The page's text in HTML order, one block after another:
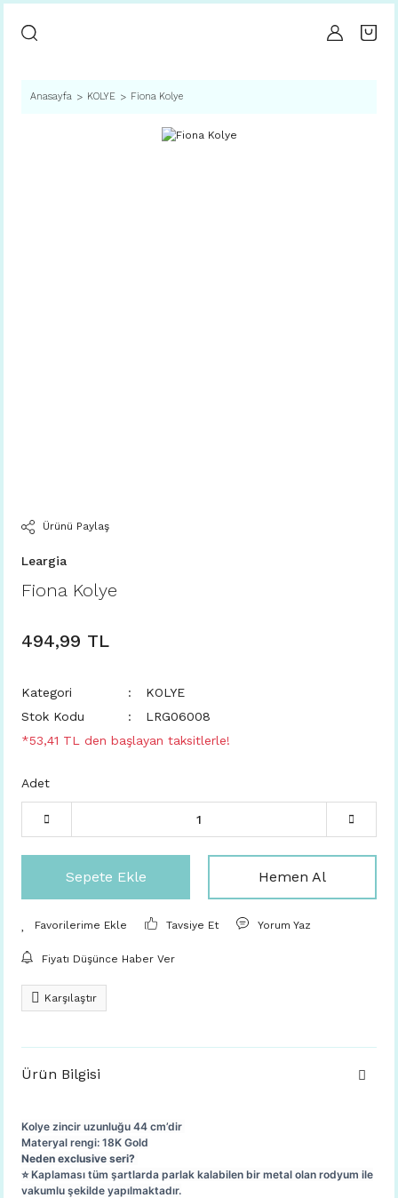
Anasayfa KOLYE Fiona Kolye
Ürünü Paylaş
Leargia
Fiona Kolye
494,99 TL
Kategori
KOLYE
Stok Kodu
LRG06008
*53,41 TL den başlayan taksitlerle!
Adet
Sepete Ekle Hemen Al
Tavsiye Et Yorum Yaz
Fiyatı Düşünce Haber Ver
Karşılaştır
Ürün Bilgisi
Kolye zincir uzunluğu 44 cm’dir
Materyal rengi: 18K Gold
Neden exclusive seri?
⭐️ Kaplaması tüm şartlarda parlak kalabilen bir metal olan rodyum ile
vakumlu şekilde yapılmaktadır.